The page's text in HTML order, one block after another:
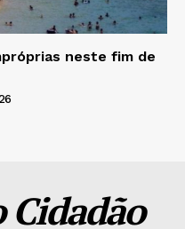
neste fim de